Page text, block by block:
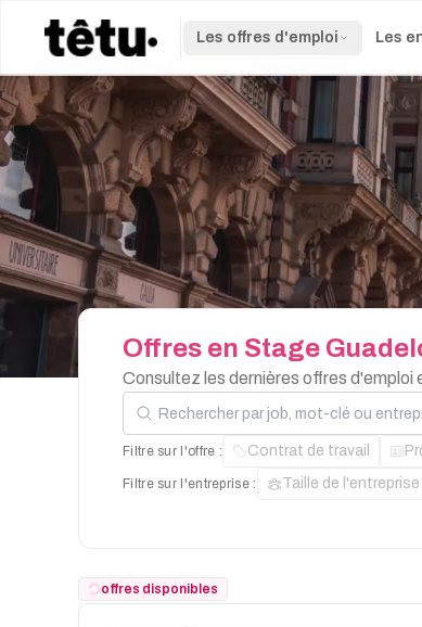
Les offres d'emploi Les
Offres en Stage
Consultez les dernières offres d'emploi
Rechercher par job, mot-clé ou entreprise
Filtre sur l'offre : Contrat de travail
Filtre sur l'entreprise : Taille de l'entreprise
offres disponibles